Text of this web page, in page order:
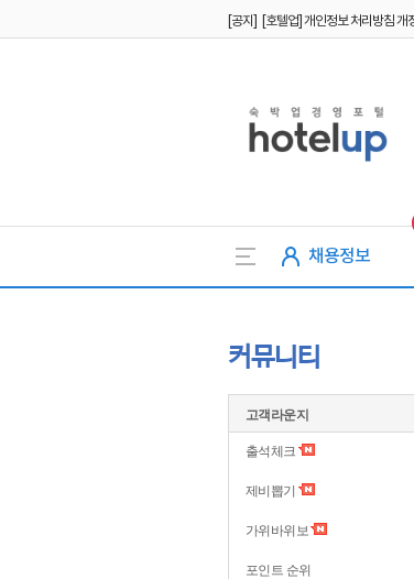
채용정보
커뮤니티
고객라운지
출석체크
제비뽑기
가위바위보
포인트 순위